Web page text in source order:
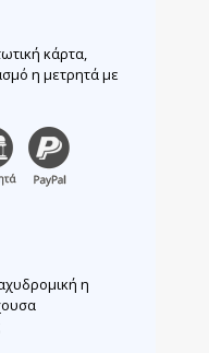
κάρτα,
η μετρητά με
η